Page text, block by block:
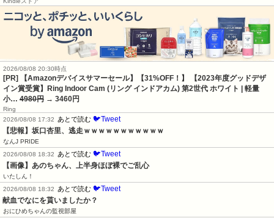
2026/08/08 20:30時点
[PR] 【Amazonデバイスサマーセール】【31%OFF！】 【2023年度グッドデザ
イン賞受賞】Ring Indoor Cam (リング インドアカム) 第2世代 ホワイト | 軽量
小… 4980円 → 3460円
Ring
2026/08/08 17:32
あとで読む 🐦Tweet
【悲報】坂口杏里、逃走ｗｗｗｗｗｗｗｗｗｗｗ
なんJ PRIDE
2026/08/08 18:32
あとで読む 🐦Tweet
【画像】あのちゃん、上半身ほぼ裸でご乱心
いたしん！
2026/08/08 18:32
あとで読む 🐦Tweet
献血でなにを貰いましたか？
おにひめちゃんの監視部屋